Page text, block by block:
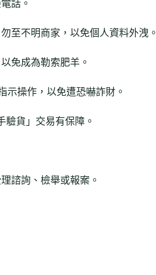
話。
至不明商家，以免個人資料外洩。
免成為勒索肥羊。
示操作，以免遭恐嚇詐財。
驗貨」交易有保障。
諮詢、檢舉或報案。